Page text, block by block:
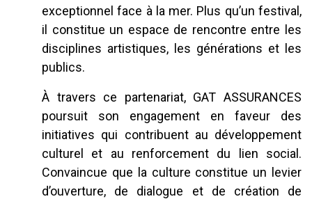
exceptionnel face à la mer. Plus qu’un festival,
il constitue un espace de rencontre entre les
disciplines artistiques, les générations et les
publics.
À travers ce partenariat, GAT ASSURANCES
poursuit son engagement en faveur des
initiatives qui contribuent au développement
culturel et au renforcement du lien social.
Convaincue que la culture constitue un levier
d’ouverture, de dialogue et de création de